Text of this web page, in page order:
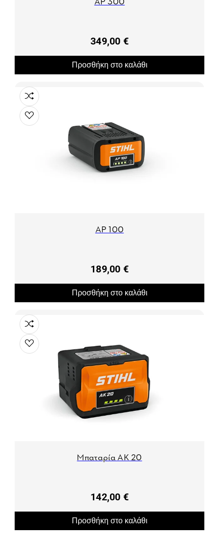
349,00 €
Προσθήκη στο καλάθι
AP 100
189,00 €
Προσθήκη στο καλάθι
Μπαταρία AK 20
142,00 €
Προσθήκη στο καλάθι